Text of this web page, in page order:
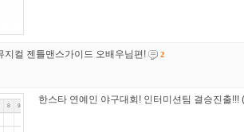
지컬 젠틀맨스가이드 오배우님편! 2
한스타 연예인 야구대회! 인터미션팀 결승진출